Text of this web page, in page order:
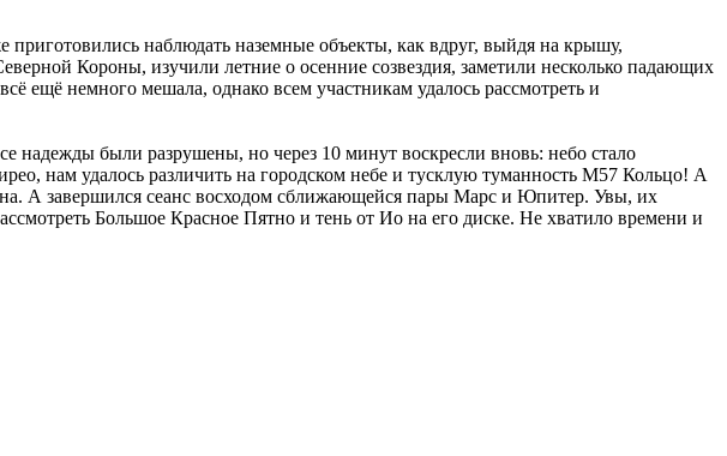
наблюдать наземные объекты, как вдруг, выйдя на крышу,
Короны, изучили летние о осенние созвездия, заметили несколько падающих
ещё немного мешала, однако всем участникам удалось рассмотреть и
надежды были разрушены, но через 10 минут воскресли вновь: небо стало
нам удалось различить на городском небе и тусклую туманность М57 Кольцо! А
А завершился сеанс восходом сближающейся пары Марс и Юпитер. Увы, их
Большое Красное Пятно и тень от Ио на его диске. Не хватило времени и